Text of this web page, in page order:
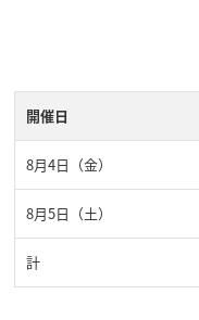
開催日
8月4日（金）
8月5日（土）
計